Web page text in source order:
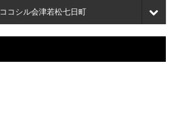
ココシル会津若松七日町